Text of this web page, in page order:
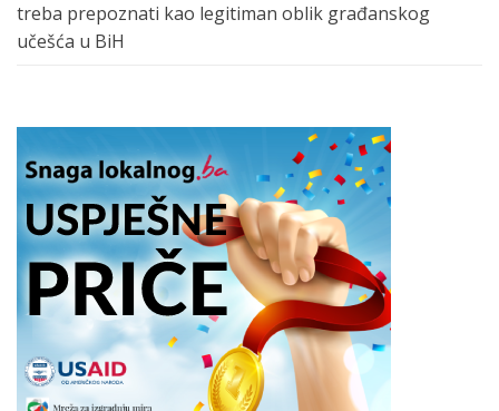
treba prepoznati kao legitiman oblik građanskog
učešća u BiH